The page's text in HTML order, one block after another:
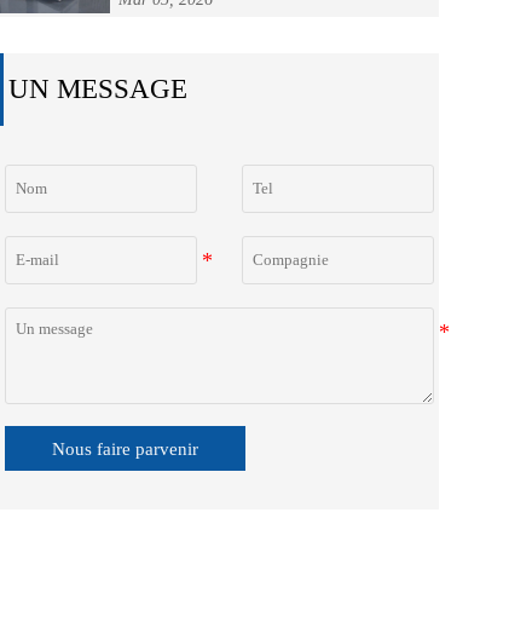
UN MESSAGE
Nous faire parvenir